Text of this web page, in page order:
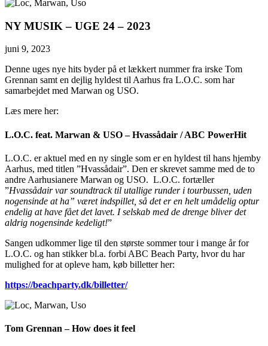
NY MUSIK – UGE 24 – 2023
juni 9, 2023
Denne uges nye hits byder på et lækkert nummer fra irske Tom
Grennan samt en dejlig hyldest til Aarhus fra L.O.C. som har
samarbejdet med Marwan og USO.
Læs mere her:
L.O.C. feat. Marwan & USO – Hvassådair / ABC PowerHit
L.O.C. er aktuel med en ny single som er en hyldest til hans hjemby
Aarhus, med titlen ”Hvassådair”. Den er skrevet samme med de to
andre Aarhusianere Marwan og USO. L.O.C. fortæller
”Hvassådair var soundtrack til utallige runder i tourbussen, uden
nogensinde at ha” været indspillet, så det er en helt umådelig optur
endelig at have fået det lavet. I selskab med de drenge bliver det
aldrig nogensinde kedeligt!”
Sangen udkommer lige til den største sommer tour i mange år for
L.O.C. og han stikker bl.a. forbi ABC Beach Party, hvor du har
mulighed for at opleve ham, køb billetter her:
https://beachparty.dk/billetter/
Tom Grennan – How does it feel